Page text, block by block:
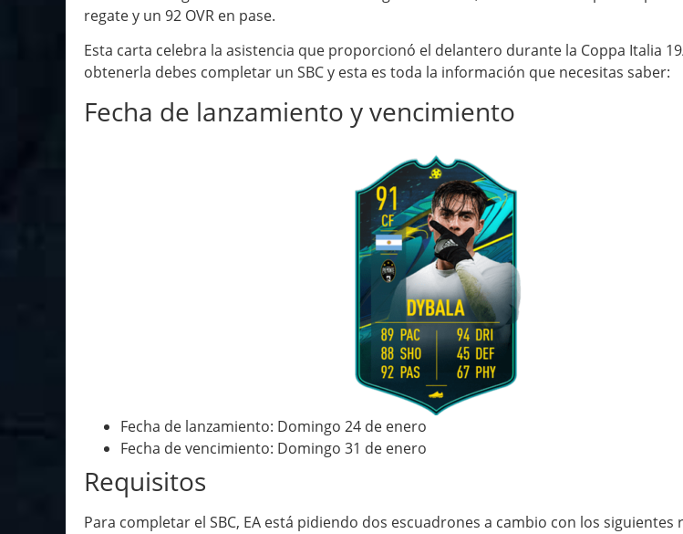
regate y un 92 OVR en pase.
Esta carta celebra la asistencia que proporcionó el delantero durante la Coppa Italia
obtenerla debes completar un SBC y esta es toda la información que necesitas saber:
Fecha de lanzamiento y vencimiento
Fecha de lanzamiento: Domingo 24 de enero
Fecha de vencimiento: Domingo 31 de enero
Requisitos
Para completar el SBC, EA está pidiendo dos escuadrones a cambio con los siguientes